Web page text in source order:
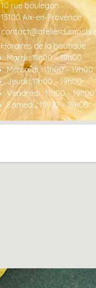
10 rue boulegon
13100 Aix-en-Provence
Horaires de la boutique
Mardi : 11h00 – 19h00
Mercredi : 11h00 – 19h00
Jeudi : 11h00 – 19h00
Vendredi : 11h00 – 19h00
Samedi : 11h00 – 19h00